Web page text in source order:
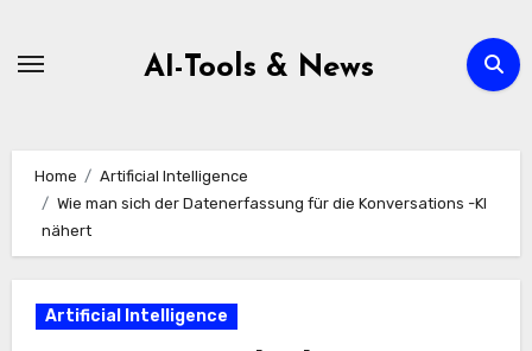
AI-Tools & News
Home
Artificial Intelligence
Wie man sich der Datenerfassung für die Konversations -KI
nähert
Artificial Intelligence